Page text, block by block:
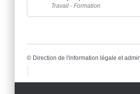
Travail - Formation
© Direction de l'information légale et